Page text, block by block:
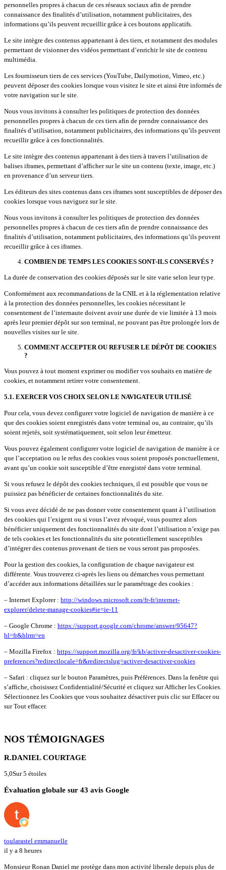
personnelles propres à chacun de ces réseaux sociaux afin de prendre
connaissance des finalités d’utilisation, notamment publicitaires, des
informations qu’ils peuvent recueillir grâce à ces boutons applicatifs.
Le site intègre des contenus appartenant à des tiers, et notamment des modules
permettant de visionner des vidéos permettant d’enrichir le site de contenu
multimédia.
Les fournisseurs tiers de ces services (YouTube, Dailymotion, Vimeo, etc.)
peuvent déposer des cookies lorsque vous visitez le site et ainsi être informés de
votre navigation sur le site.
Nous vous invitons à consulter les politiques de protection des données
personnelles propres à chacun de ces tiers afin de prendre connaissance des
finalités d’utilisation, notamment publicitaires, des informations qu’ils peuvent
recueillir grâce à ces fonctionnalités.
Le site intègre des contenus appartenant à des tiers à travers l’utilisation de
balises iframes, permettant d’afficher sur le site un contenu (texte, image, etc.)
en provenance d’un serveur tiers.
Les éditeurs des sites contenus dans ces iframes sont susceptibles de déposer des
cookies lorsque vous naviguez sur le site.
Nous vous invitons à consulter les politiques de protection des données
personnelles propres à chacun de ces tiers afin de prendre connaissance des
finalités d’utilisation, notamment publicitaires, des informations qu’ils peuvent
recueillir grâce à ces iframes.
COMBIEN DE TEMPS LES COOKIES SONT-ILS CONSERVÉS ?
La durée de conservation des cookies déposés sur le site varie selon leur type.
Conformément aux recommandations de la CNIL et à la réglementation relative
à la protection des données personnelles, les cookies nécessitant le
consentement de l’internaute doivent avoir une durée de vie limitée à 13 mois
après leur premier dépôt sur son terminal, ne pouvant pas être prolongée lors de
nouvelles visites sur le site.
COMMENT ACCEPTER OU REFUSER LE DÉPÔT DE COOKIES
?
Vous pouvez à tout moment exprimer ou modifier vos souhaits en matière de
cookies, et notamment retirer votre consentement.
5.1. EXERCER VOS CHOIX SELON LE NAVIGATEUR UTILISÉ
Pour cela, vous devez configurer votre logiciel de navigation de manière à ce
que des cookies soient enregistrés dans votre terminal ou, au contraire, qu’ils
soient rejetés, soit systématiquement, soit selon leur émetteur.
Vous pouvez également configurer votre logiciel de navigation de manière à ce
que l’acceptation ou le refus des cookies vous soient proposés ponctuellement,
avant qu’un cookie soit susceptible d’être enregistré dans votre terminal.
Si vous refusez le dépôt des cookies techniques, il est possible que vous ne
puissiez pas bénéficier de certaines fonctionnalités du site.
Si vous avez décidé de ne pas donner votre consentement quant à l’utilisation
des cookies qui l’exigent ou si vous l’avez révoqué, vous pourrez alors
bénéficier uniquement des fonctionnalités du site dont l’utilisation n’exige pas
de tels cookies et les fonctionnalités du site potentiellement susceptibles
d’intégrer des contenus provenant de tiers ne vous seront pas proposées.
Pour la gestion des cookies, la configuration de chaque navigateur est
différente. Vous trouverez ci-après les liens ou démarches vous permettant
d’accéder aux informations détaillées sur le paramétrage des cookies :
– Internet Explorer : http://windows.microsoft.com/fr-fr/internet-
explorer/delete-manage-cookies#ie=ie-11
– Google Chrome : https://support.google.com/chrome/answer/95647?
hl=fr&hlrm=en
– Mozilla Firefox : https://support.mozilla.org/fr/kb/activer-desactiver-cookies-
preferences?redirectlocale=fr&redirectslug=activer-desactiver-cookies
– Safari : cliquez sur le bouton Paramètres, puis Préférences. Dans la fenêtre qui
s’affiche, choisissez Confidentialité/Sécurité et cliquez sur Afficher les Cookies.
Sélectionnez les Cookies que vous souhaitez désactiver puis clic sur Effacer ou
sur Tout effacer.
NOS TÉMOIGNAGES
R.DANIEL COURTAGE
5,0Sur 5 étoiles
Évaluation globale sur 43 avis Google
toularastel emmanuelle
il y a 8 heures
Monsieur Ronan Daniel me protège dans mon activité liberale depuis plus de